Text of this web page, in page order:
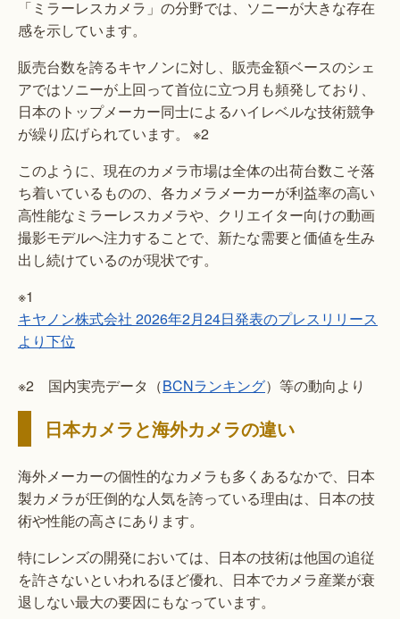
「ミラーレスカメラ」の分野では、ソニーが大きな存在
感を示しています。
販売台数を誇るキヤノンに対し、販売金額ベースのシェ
アではソニーが上回って首位に立つ月も頻発しており、
日本のトップメーカー同士によるハイレベルな技術競争
が繰り広げられています。 ※2
このように、現在のカメラ市場は全体の出荷台数こそ落
ち着いているものの、各カメラメーカーが利益率の高い
高性能なミラーレスカメラや、クリエイター向けの動画
撮影モデルへ注力することで、新たな需要と価値を生み
出し続けているのが現状です。
※1
キヤノン株式会社 2026年2月24日発表のプレスリリース
より下位
※2 国内実売データ（BCNランキング）等の動向より
日本カメラと海外カメラの違い
海外メーカーの個性的なカメラも多くあるなかで、日本
製カメラが圧倒的な人気を誇っている理由は、日本の技
術や性能の高さにあります。
特にレンズの開発においては、日本の技術は他国の追従
を許さないといわれるほど優れ、日本でカメラ産業が衰
退しない最大の要因にもなっています。